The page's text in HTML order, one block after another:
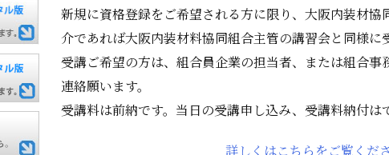
新規に資格登録をご希望される方に限り、大阪内装材
介であれば大阪内装材料協同組合主管の講習会と同様に
受講ご希望の方は、組合員企業の担当者、または組合
連絡願います。
受講料は前納です。当日の受講申し込み、受講料納付は
詳しくはこちらをご覧くだ